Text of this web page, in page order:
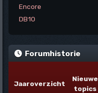
Encore
DB10
Forumhistorie
Jaaroverzicht
Nieuwe
topics